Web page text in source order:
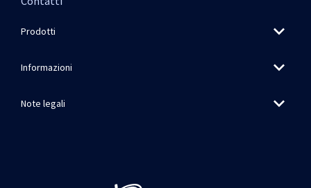
Prodotti
Informazioni
Note legali